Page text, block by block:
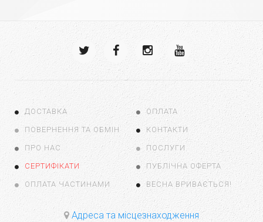
ДОСТАВКА ОПЛАТА
ПОВЕРНЕННЯ ТА ОБМІН КОНТАКТИ
ПРО НАС ПОСЛУГИ
СЕРТИФІКАТИ ПУБЛІЧНА ОФЕРТА
ОПЛАТА ЧАСТИНАМИ ВЕСНА ВРИВАЄТЬСЯ!
Адреса та місцезнаходження